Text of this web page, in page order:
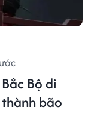
Bộ di
bão